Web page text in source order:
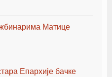
Матице
Епархије бачке